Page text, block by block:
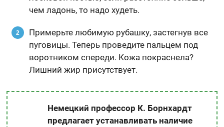
чем ладонь, то надо худеть.
Примерьте любимую рубашку, застегнув все
пуговицы. Теперь проведите пальцем под
воротником спереди. Кожа покраснела?
Лишний жир присутствует.
Немецкий профессор К. Борнхардт
предлагает устанавливать наличие